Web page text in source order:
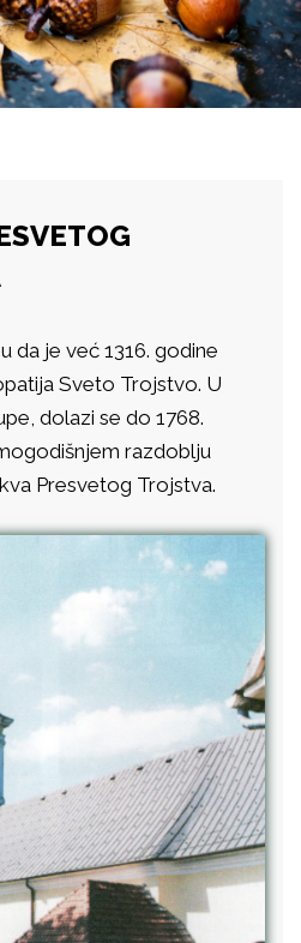
da je već 1316. godine
Sveto Trojstvo. U
dolazi se do 1768.
razdoblju
Presvetog Trojstva.